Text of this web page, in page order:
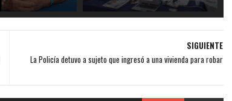
SIGUIENTE
La Policía detuvo a sujeto que ingresó a una vivienda para robar